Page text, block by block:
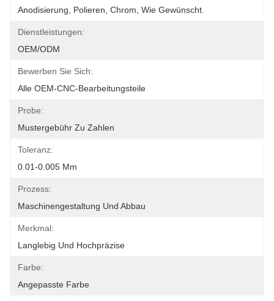
Anodisierung, Polieren, Chrom, Wie Gewünscht.
Dienstleistungen:
OEM/ODM
Bewerben Sie Sich:
Alle OEM-CNC-Bearbeitungsteile
Probe:
Mustergebühr Zu Zahlen
Toleranz:
0.01-0.005 Mm
Prozess:
Maschinengestaltung Und Abbau
Merkmal:
Langlebig Und Hochpräzise
Farbe:
Angepasste Farbe